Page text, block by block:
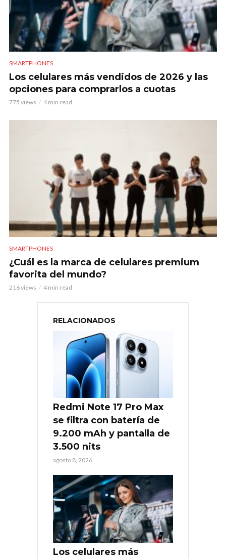
SMARTPHONES
Los celulares más vendidos de 2026 y las
opciones para comprarlos a cuotas
775 views 4 min read
SMARTPHONES
¿Cuál es la marca de celulares premium
favorita del mundo?
216 views 4 min read
RELACIONADOS
Redmi Note 17 Pro Max
se filtra con batería de
9.200 mAh y pantalla de
3.500 nits
agosto 8, 2026
Los celulares más